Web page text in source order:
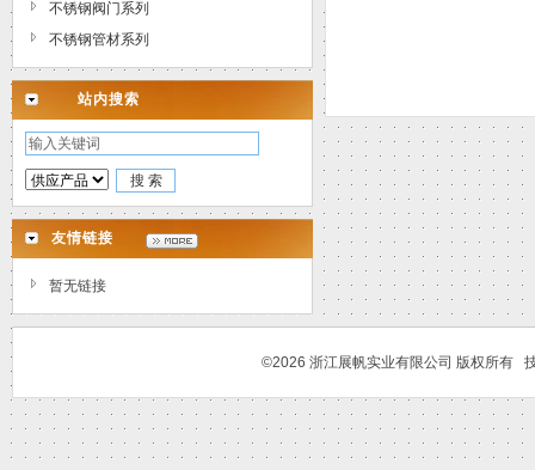
不锈钢阀门系列
不锈钢管材系列
站内搜索
友情链接
暂无链接
©2026 浙江展帆实业有限公司 版权所有